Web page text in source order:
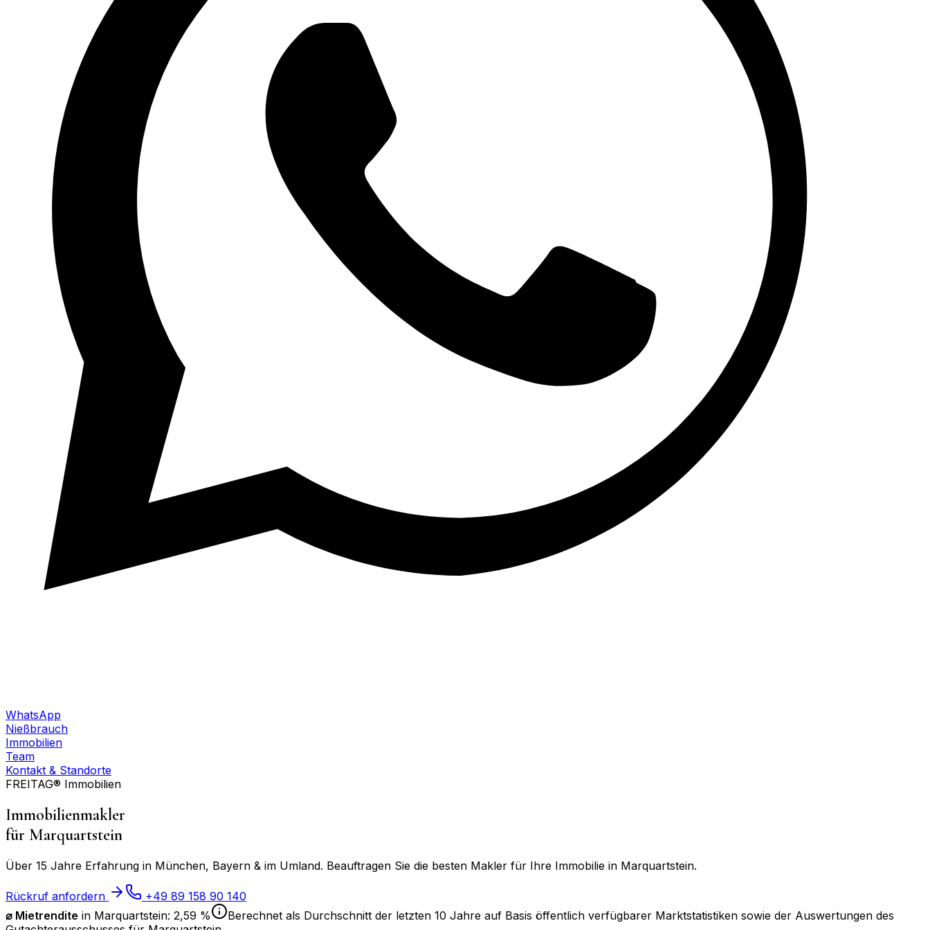
WhatsApp
Nießbrauch
Immobilien
Team
Kontakt & Standorte
FREITAG® Immobilien
Immobilienmakler
für Marquartstein
Über 15 Jahre Erfahrung in München, Bayern & im Umland. Beauftragen Sie die besten Makler für Ihre Immobilie in Marquartstein.
Rückruf anfordern
+49 89 158 90 140
⌀ Mietrendite in Marquartstein: 2,59 %
Berechnet als Durchschnitt der letzten 10 Jahre auf Basis öffentlich verfügbarer Marktstatistiken sowie der Auswertungen des